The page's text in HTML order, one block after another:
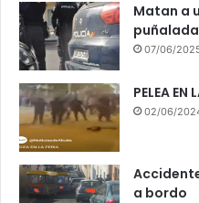
Matan a
07/06/
PELEA EN
02/06/
a bordo